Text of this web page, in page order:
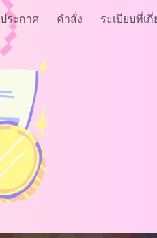
ประกาศ คำสั่ง ระเบียบที่เ